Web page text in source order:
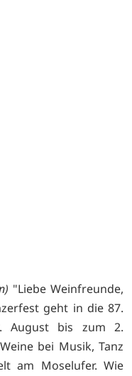
"Liebe Weinfreunde,
geht in die 87.
August bis zum 2.
bei Musik, Tanz
am Moselufer. Wie